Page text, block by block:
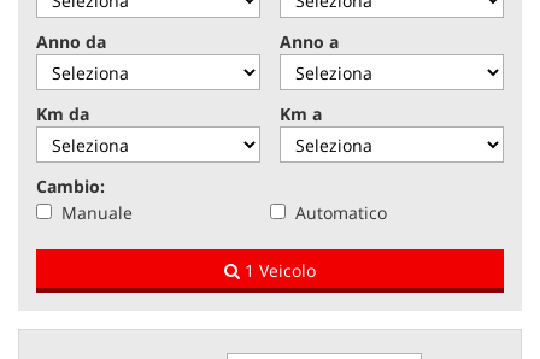
NEWS
AREA COMMERCIANTI
Anno da Anno a
Km da Km a
Cambio:
Manuale
Automatico
1 Veicolo
tracciamento
che
adottiamo
per
offrire
le
funzionalità
e
svolgere
le
attività
seguito